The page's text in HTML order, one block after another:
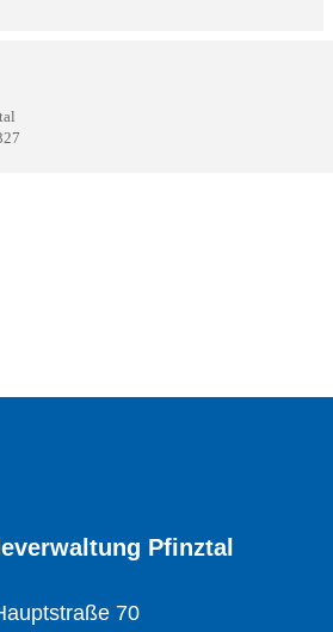
Pfinztal
70